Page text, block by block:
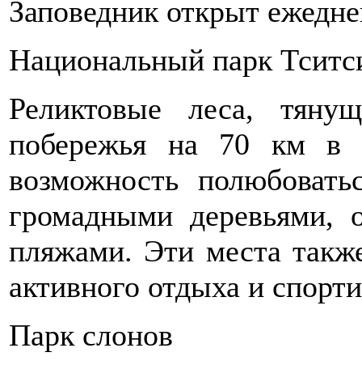
Заповедник открыт
Национальный парк
Реликтовые леса,
побережья на 70 км в
возможность
громадными деревьями,
пляжами. Эти места
активного отдыха и
Парк слонов